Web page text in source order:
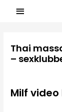
Thai
–
Milf